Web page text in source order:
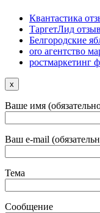
Квантастика
ТаргетЛид
Белгородские
oro агентство
ростмаркетинг
x
Ваше имя
Ваш e-mail
Тема
Сообщение